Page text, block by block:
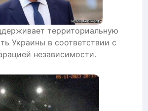
территориальную
Украины в соответствии с
независимости.